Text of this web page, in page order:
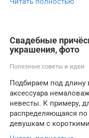
Свадебные
украшения, фото
Полезные советы и идеи
Подбираем под длину
аксессуара
невесты. К примеру,
распределяющаяся
девушкам с короткими